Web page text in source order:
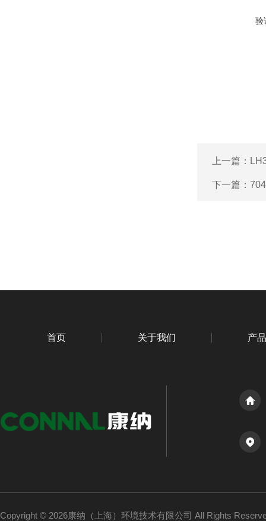
验
上一篇：
下一篇：
首页 关于我们 产
Copyright © 2026康纳（上海）环境技术有限公司 All Rights